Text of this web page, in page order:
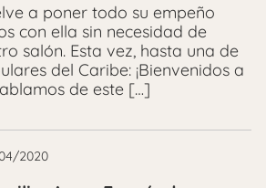
a poner todo su empeño
con ella sin necesidad de
salón. Esta vez, hasta una de
del Caribe: ¡Bienvenidos a
de este […]
2020